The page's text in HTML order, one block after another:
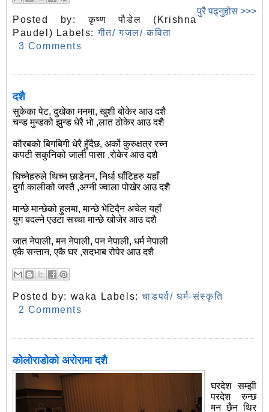
पुरै पढ्नुहोस >>>
Posted by:कृष्ण पौडेल (Krishna
Paudel) Labels:गीत/ गजल/ कविता
3 Comments
दशै
सुकेका पेट, दुखेका मनमा, खुशी बोकेर आउ दशै
चन्ड मुन्डको झुन्ड धेरै भो ,लात ठोकेर आउ दशै
कौरबको बिगबिगी धेरै हुँदैछ, अर्को कुरुक्षत्र रच्न
कपटी सकुनिको जाली पासा ,रोकेर आउ दशै
घिच्नेहरुले थिच्न छाडेनन, निर्धा घाँटिहरु यहाँ
दुर्गा कालीको जस्तै ,अग्नी ज्वाला पोखेर आउ दशै
मान्छे मान्छेको हुलमा, मान्छे भेटिदैन अचेल यहाँ
युग बदल्ने एउटा सच्चा मान्छे खोजेर आउ दशै
जात नेपाली, मन नेपाली, पन नेपाली, धर्म नेपाली
एकै सन्तान, एकै घर ,सदभाब रोपेर आउ दशै
Posted by: waka Labels:चाडपर्व/ धर्म-संस्कृति
2 Comments
कोलोराडोको अरोरामा दशै
घरदेश सम्झी
परदेश रुन्छ
मन छैन थिर